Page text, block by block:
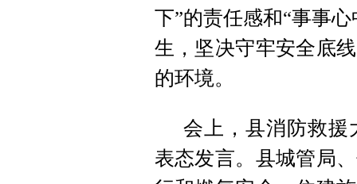
下”的责任感和“事事
生，坚决守牢安全底
的环境。
会上，县消防救援
表态发言。县城管局